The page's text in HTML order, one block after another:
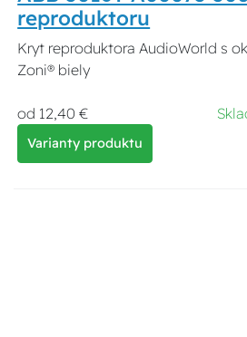
reproduktoru
Kryt reproduktora AudioWorld s
Zoni® biely
od 12,40 €
Varianty produktu